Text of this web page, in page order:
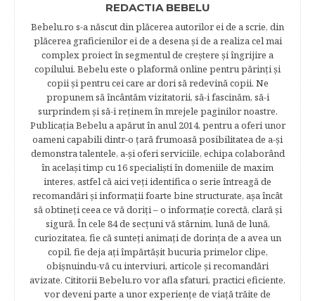
REDACTIA BEBELU
Bebelu.ro s-a născut din plăcerea autorilor ei de a scrie, din
plăcerea graficienilor ei de a desena şi de a realiza cel mai
complex proiect în segmentul de creştere şi îngrijire a
copilului. Bebelu este o plaformă online pentru părinţi şi
copii şi pentru cei care ar dori să redevină copii. Ne
propunem să încântăm vizitatorii, să-i fascinăm, să-i
surprindem şi să-i reţinem în mrejele paginilor noastre.​
Publicația Bebelu a apărut în anul 2014, pentru a oferi unor
oameni capabili dintr-o ţară frumoasă posibilitatea de a-şi
demonstra talentele, a-şi oferi serviciile, echipa colaborând
în acelaşi timp cu 16 specialişti în domeniile de maxim
interes, astfel că aici veţi identifica o serie întreagă de
recomandări şi informaţii foarte bine structurate, aşa încât
să obtineţi ceea ce vă doriţi – o informaţie corectă, clară şi
sigură. În cele 84 de secțuni vă stârnim, lună de lună,
curiozitatea, fie că sunteţi animaţi de dorinţa de a avea un
copil, fie deja aţi împărtăşit bucuria primelor clipe,
obişnuindu-vă cu interviuri, articole şi recomandări
avizate. Cititorii Bebelu.ro vor afla sfaturi, practici eficiente,
vor deveni parte a unor experienţe de viaţă trăite de